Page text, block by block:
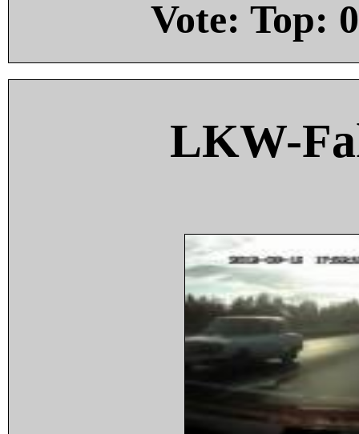
Vote: Top: 0
LKW-